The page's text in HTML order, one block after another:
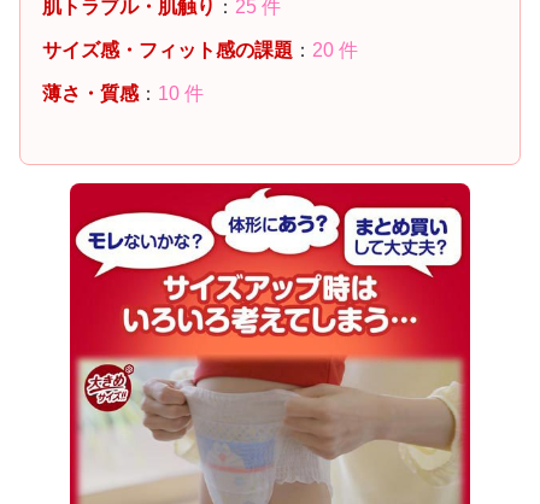
肌トラブル・肌触り ： 25 件
サイズ感・フィット感の課題 ： 20 件
薄さ・質感 ： 10 件